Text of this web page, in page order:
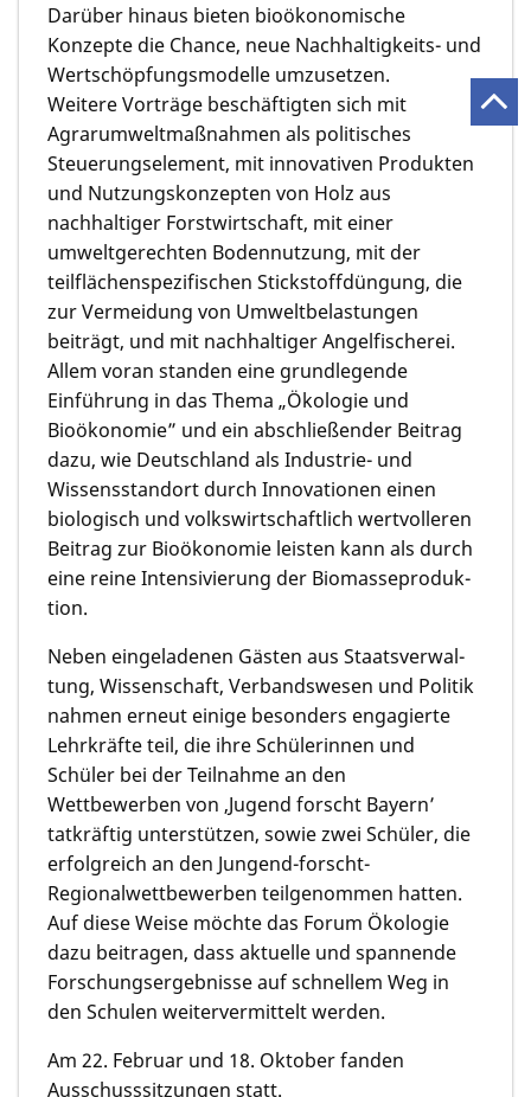
Darüber hinaus bieten bioökonomi­sche
Konzepte die Chance, neue Nachhaltigkeits- und
Wertschöpfungs­­modelle umzusetzen.
Weitere Vorträge beschäftigten sich mit
Agrarumweltmaß­nahmen als politisches
Steuerungs­ele­ment, mit innovativen Produkten
und Nutzungskon­zepten von Holz aus
nachhaltiger Forstwirtschaft, mit einer
umweltgerechten Bodennutzung, mit der
teilflächenspezi­fischen Stickstoffdüngung, die
zur Vermeidung von Umweltbelas­tun­gen
beiträgt, und mit nachhaltiger Angelfischerei.
Allem voran standen eine grundlegende
Einführung in das Thema „Ökologie und
Bioökonomie” und ein abschlie­ßender Beitrag
dazu, wie Deutschland als Industrie- und
Wissensstand­ort durch Innovationen einen
biologisch und volkswirtschaftlich wertvolleren
Beitrag zur Bioökonomie leisten kann als durch
eine reine Intensivie­rung der Biomasseproduk­
tion.
Neben eingeladenen Gästen aus Staatsverwal­
tung, Wissenschaft, Verbandswe­sen und Politik
nahmen erneut einige besonders engagierte
Lehrkräfte teil, die ihre Schülerinnen und
Schüler bei der Teilnahme an den
Wettbewerben von ‚Jugend forscht Bayern’
tatkräftig unterstützen, sowie zwei Schüler, die
erfolgreich an den Jungend-forscht-
Regionalwett­bewer­ben teilgenommen hatten.
Auf diese Weise möchte das Forum Ökologie
dazu beitragen, dass aktuelle und spannende
Forschungs­­ergebnis­se auf schnellem Weg in
den Schulen weitervermit­telt werden.
Am 22. Februar und 18. Oktober fanden
Ausschuss­sitzun­gen statt.